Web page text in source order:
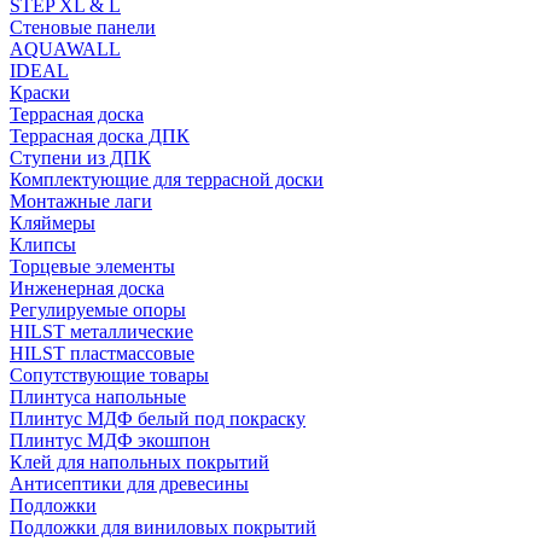
STEP XL & L
Стеновые панели
AQUAWALL
IDEAL
Краски
Террасная доска
Террасная доска ДПК
Ступени из ДПК
Комплектующие для террасной доски
Монтажные лаги
Кляймеры
Клипсы
Торцевые элементы
Инженерная доска
Регулируемые опоры
HILST металлические
HILST пластмассовые
Сопутствующие товары
Плинтуса напольные
Плинтус МДФ белый под покраску
Плинтус МДФ экошпон
Клей для напольных покрытий
Антисептики для древесины
Подложки
Подложки для виниловых покрытий